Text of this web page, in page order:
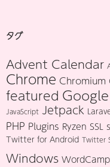
タグ
Advent Calendar
Chrome Chromium
featured Google
JavaScript Jetpack
PHP Plugins Ryzen SSL
Twitter for Android Twitter
Windows WordCamp